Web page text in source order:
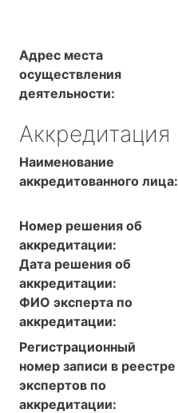
Адрес места
осуществления
деятельности:
Аккредитация
Наименование
аккредитованного лица:
Номер решения об
аккредитации:
Дата решения об
аккредитации:
ФИО эксперта по
аккредитации:
Регистрационный
номер записи в реестре
экспертов по
аккредитации: